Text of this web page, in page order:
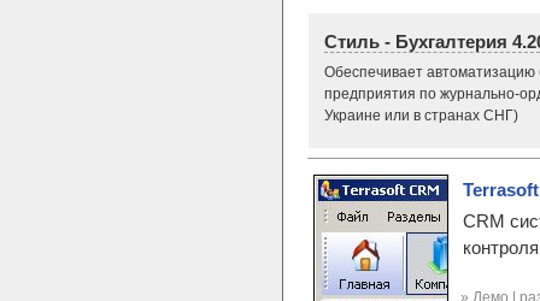
Стиль - Бухгалтерия
Обеспечивает автоматизацию
предприятия по журнально-
Украине или в странах СНГ)
СRM
» Демо |